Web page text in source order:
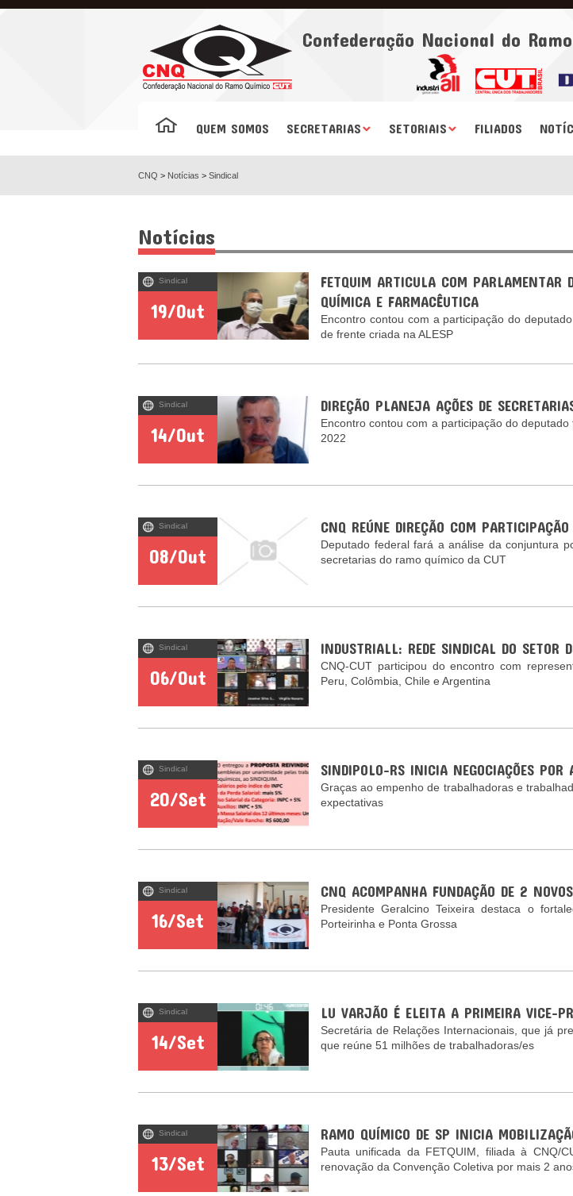
Confederação Nacional do
QUEM SOMOS SECRETARIAS SETORIAIS FILIADOS
CNQ > Notícias > Sindical
Notícias
Sindical
19/Out
FETQUIM ARTICULA COM PARLAMENTAR
QUÍMICA E FARMACÊUTICA
Encontro contou com a participação do
de frente criada na ALESP
Sindical
14/Out
DIREÇÃO PLANEJA AÇÕES DE
Encontro contou com a participação do
2022
Sindical
08/Out
CNQ REÚNE DIREÇÃO COM
Deputado federal fará a análise da conjuntura
secretarias do ramo químico da CUT
Sindical
06/Out
INDUSTRIALL: REDE SINDICAL DO SETOR
CNQ-CUT participou do encontro com
Peru, Colômbia, Chile e Argentina
Sindical
20/Set
SINDIPOLO-RS INICIA NEGOCIAÇÕES
Graças ao empenho de trabalhadoras e
expectativas
Sindical
16/Set
CNQ ACOMPANHA FUNDAÇÃO DE 2
Presidente Geralcino Teixeira destaca o
Porteirinha e Ponta Grossa
Sindical
14/Set
LU VARJÃO É ELEITA A PRIMEIRA VICE-
Secretária de Relações Internacionais, que já
que reúne 51 milhões de trabalhadoras/es
Sindical
13/Set
RAMO QUÍMICO DE SP INICIA
Pauta unificada da FETQUIM, filiada à CNQ/
renovação da Convenção Coletiva por mais 2